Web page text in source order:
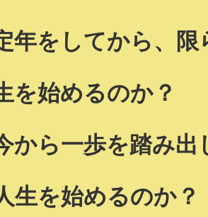
年をしてから、
を始めるのか？
から一歩を踏み
生を始めるのか？